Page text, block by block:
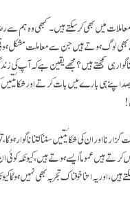
معاملات میں بھی کرسکتے ہیں۔ کبھی وہ
لوگ ہوتے ہیں جن سے معاملت مشکل ہوتی
ہی سمجھتے ہیں؟ مجھے یقین ہے کہ آپ
فیصد اپنے ہی بارے میں بات کرتے اور
ان کی شکائیتیں سننا کتنا ناگوار ہوگا،
ہیں عموماً ایسے ہوتے ہیں، کیونکہ کوئی
اور یہ اتنا خوفناک تجربہ بھی نہیں